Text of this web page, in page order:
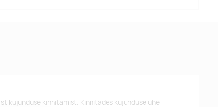
kujunduse kinnitamist. Kinnitades kujunduse ühe